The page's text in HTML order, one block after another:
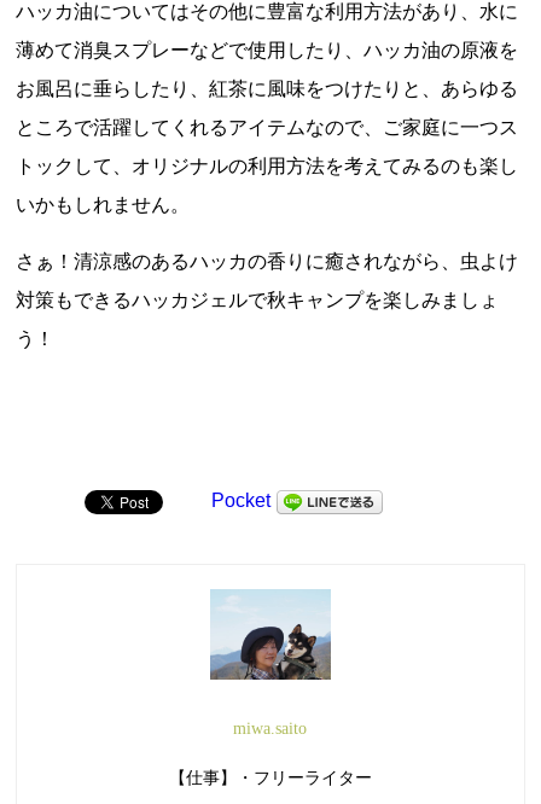
ハッカ油についてはその他に豊富な利用方法があり、水に
薄めて消臭スプレーなどで使用したり、ハッカ油の原液を
お風呂に垂らしたり、紅茶に風味をつけたりと、あらゆる
ところで活躍してくれるアイテムなので、ご家庭に一つス
トックして、オリジナルの利用方法を考えてみるのも楽し
いかもしれません。
さぁ！清涼感のあるハッカの香りに癒されながら、虫よけ
対策もできるハッカジェルで秋キャンプを楽しみましょ
う！
Pocket
miwa.saito
【仕事】・フリーライター